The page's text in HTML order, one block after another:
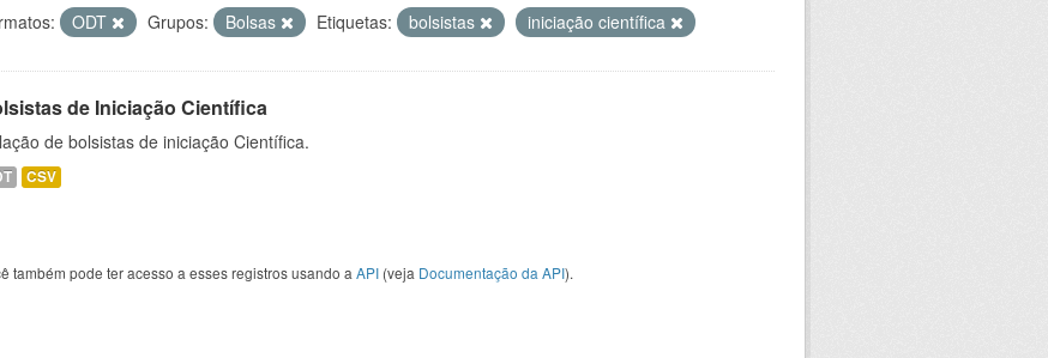
ODT Grupos: Bolsas Etiquetas: bolsistas iniciação científica
de Iniciação Científica
de bolsistas de iniciação Científica.
CSV
também pode ter acesso a esses registros usando a API (veja Documentação da API).